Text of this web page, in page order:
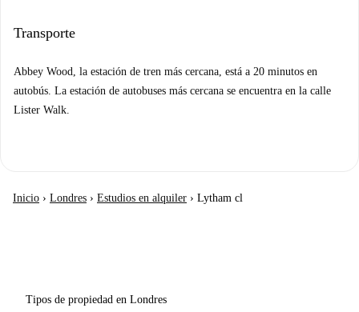
Transporte
Abbey Wood, la estación de tren más cercana, está a 20 minutos en
autobús. La estación de autobuses más cercana se encuentra en la calle
Lister Walk.
Inicio › Londres › Estudios en alquiler › Lytham cl
Tipos de propiedad en Londres